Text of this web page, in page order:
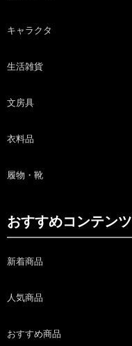
キャラクタ
生活雑貨
文房具
衣料品
履物・靴
おすすめコンテンツ
新着商品
人気商品
おすすめ商品